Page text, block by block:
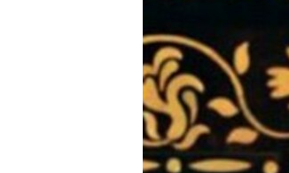
УКРАЇНСЬКА ПРОБЛЕМА КРИМУ